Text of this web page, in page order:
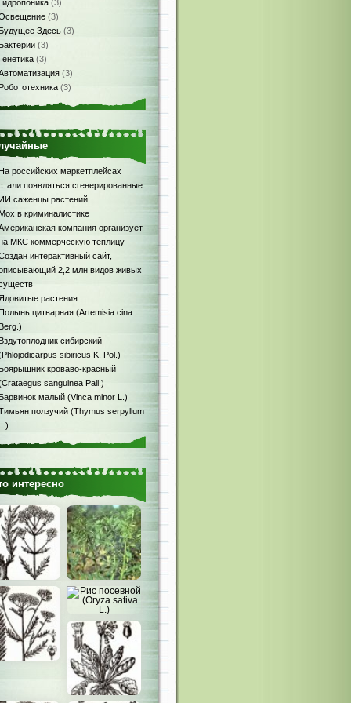
(3)
(3)
Здесь (3)
(3)
(3)
(3)
(3)
российских маркетплейсах
появляться сгенерированные
саженцы растений
в криминалистике
компания организует
МКС коммерческую теплицу
интерактивный сайт,
2,2 млн видов живых
растения
цитварная (Artemisia cina
сибирский
sibiricus K. Pol.)
кроваво-красный
sanguinea Pall.)
малый (Vinca minor L.)
ползучий (Thymus serpyllum
интересно